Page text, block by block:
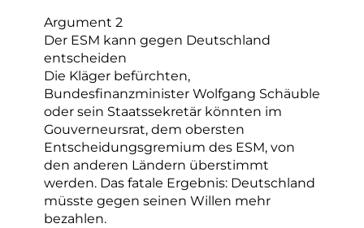
Argument 2
Der ESM kann gegen Deutschland
entscheiden
Die Kläger befürchten,
Bundesfinanzminister Wolfgang Schäuble
oder sein Staatssekretär könnten im
Gouverneursrat, dem obersten
Entscheidungsgremium des ESM, von
den anderen Ländern überstimmt
werden. Das fatale Ergebnis: Deutschland
müsste gegen seinen Willen mehr
bezahlen.